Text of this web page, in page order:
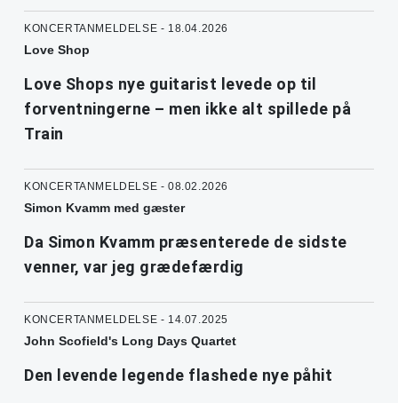
KONCERTANMELDELSE - 18.04.2026
Love Shop
Love Shops nye guitarist levede op til
forventningerne – men ikke alt spillede på
Train
KONCERTANMELDELSE - 08.02.2026
Simon Kvamm med gæster
Da Simon Kvamm præsenterede de sidste
venner, var jeg grædefærdig
KONCERTANMELDELSE - 14.07.2025
John Scofield's Long Days Quartet
Den levende legende flashede nye påhit